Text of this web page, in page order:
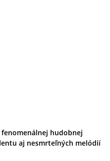
hudobnej
aj nesmrteľných melódií